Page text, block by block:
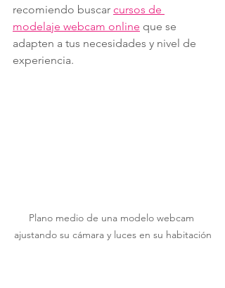
recomiendo buscar cursos de
modelaje webcam online que se
adapten a tus necesidades y nivel de
experiencia.
Plano medio de una modelo webcam
ajustando su cámara y luces en su habitación